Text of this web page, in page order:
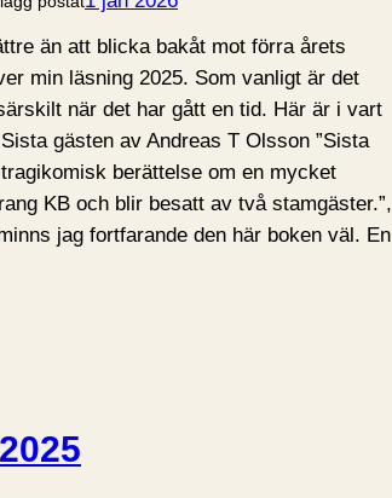
än att blicka bakåt mot förra årets
min läsning 2025. Som vanligt är det
när det har gått en tid. Här är i vart
gästen av Andreas T Olsson ”Sista
berättelse om en mycket
KB och blir besatt av två stamgäster.”,
jag fortfarande den här boken väl. En